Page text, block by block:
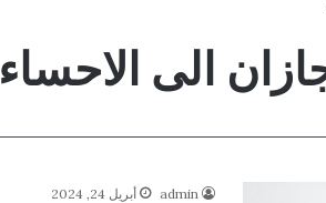
الى الاحساء
admin أبريل 24, 2024